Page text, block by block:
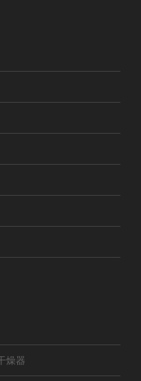
燥器